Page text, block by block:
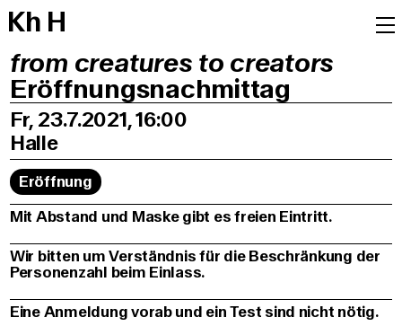
Kh H
from creatures to creators
Eröffnungsnachmittag
Fr, 23.7.2021, 16:00
Halle
Eröffnung
Mit Abstand und Maske gibt es freien Eintritt.
Wir bitten um Verständnis für die Beschränkung der
Personenzahl beim Einlass.
Eine Anmeldung vorab und ein Test sind nicht nötig.